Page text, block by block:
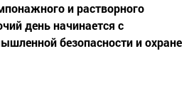
и растворного
день начинается с
безопасности и охране